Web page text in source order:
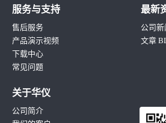
服务与支持
售后服务
产品演示视频
下载中心
常见问题
最新
公司新
文章
关于华仪
公司简介